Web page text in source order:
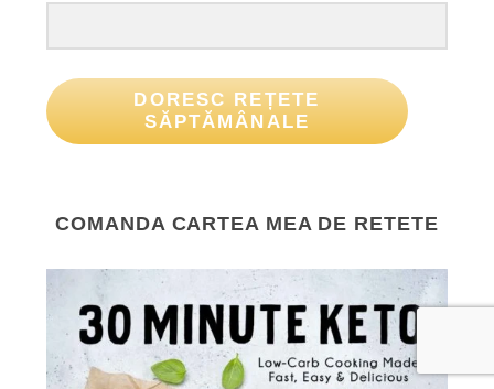
DORESC REȚETE
SĂPTĂMÂNALE
COMANDA CARTEA MEA DE RETETE